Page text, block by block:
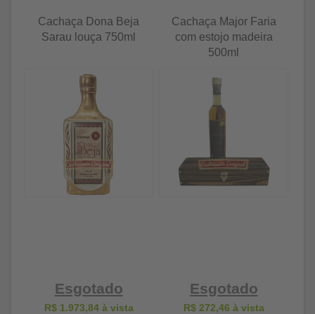
Cachaça Dona Beja
Sarau louça 750ml
Esgotado
R$ 1.973,84à vista
Cachaça Major Faria
com estojo madeira
500ml
Esgotado
R$ 272,46 à vista